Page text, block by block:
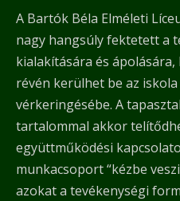
A Bartók Béla Elméleti
nagy hangsúly fektetett a
kialakítására és
révén kerülhet be az
vérkeringésébe. A
tartalommal akkor
együttműködési
munkacsoport “kézbe
azokat a tevékenységi